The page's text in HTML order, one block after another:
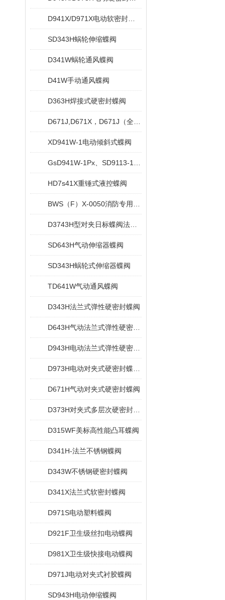
SD343H蜗轮伸缩蝶阀
D341W蜗轮通风蝶阀
D41W手动通风蝶阀
D363H焊接式硬密封蝶阀
XD941W-1电动倾斜式蝶阀
HD7s41X重锤式液控蝶阀
SD643H气动伸缩器蝶阀
SD343H蜗轮式伸缩器蝶阀
TD641W气动通风蝶阀
D343H法兰式弹性硬密封蝶阀
D671H气动对夹式硬密封蝶阀
D315WF美标高性能凸耳蝶阀
D341H-法兰不锈钢蝶阀
D343W不锈钢硬密封蝶阀
D341X法兰式软密封蝶阀
D971S电动塑料蝶阀
D921F卫生级丝扣电动蝶阀
D981X卫生级快接电动蝶阀
D971J电动对夹式衬胶蝶阀
SD943H电动伸缩蝶阀